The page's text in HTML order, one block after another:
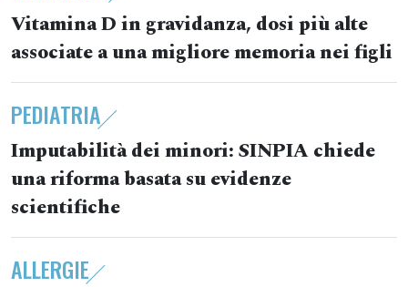
Vitamina D in gravidanza, dosi più alte
associate a una migliore memoria nei figli
PEDIATRIA
Imputabilità dei minori: SINPIA chiede
una riforma basata su evidenze
scientifiche
ALLERGIE